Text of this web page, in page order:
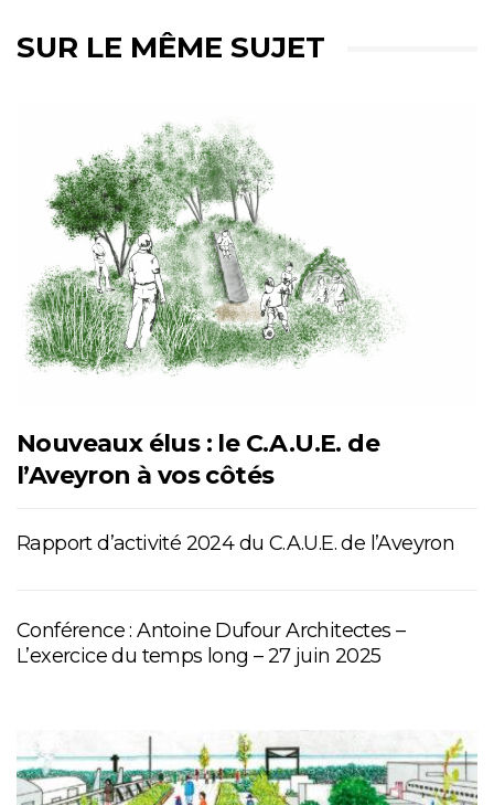
SUR LE MÊME SUJET
Nouveaux élus : le C.A.U.E. de
l’Aveyron à vos côtés
Rapport d’activité 2024 du C.A.U.E. de l’Aveyron
Conférence : Antoine Dufour Architectes –
L’exercice du temps long – 27 juin 2025